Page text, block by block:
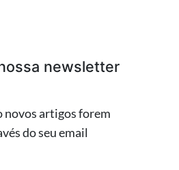
newsletter
novos artigos forem
do seu email